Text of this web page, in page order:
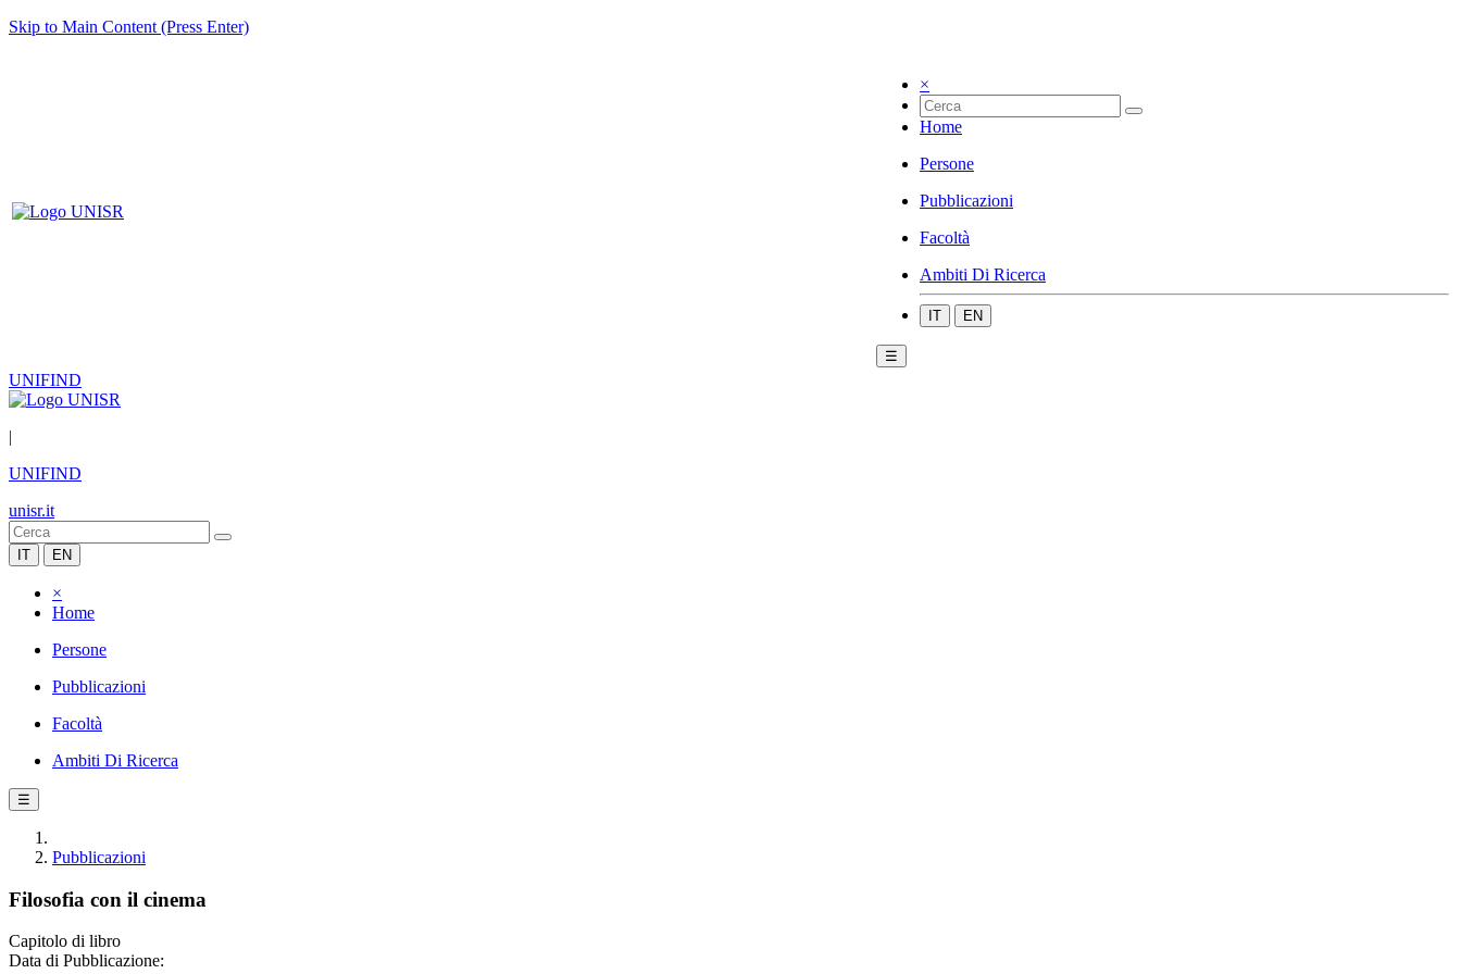
Skip to Main Content (Press Enter)
×
Home
Persone
Pubblicazioni
Facoltà
Ambiti Di Ricerca
IT EN
☰
UNIFIND
|
UNIFIND
unisr.it
IT EN
×
Home
Persone
Pubblicazioni
Facoltà
Ambiti Di Ricerca
☰
Pubblicazioni
Filosofia con il cinema
Capitolo di libro
Data di Pubblicazione: